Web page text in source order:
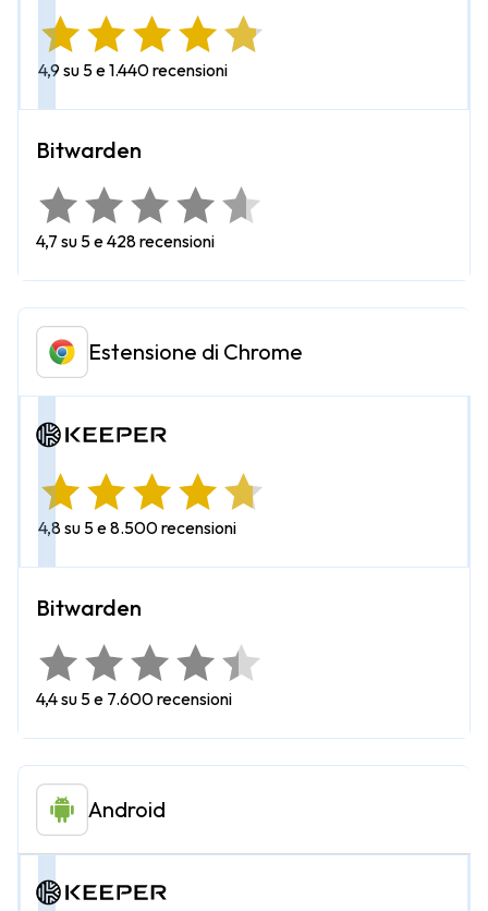
4,9 su 5 e 1.440 recensioni
4,7 su 5 e 428 recensioni
Estensione di Chrome
4,8 su 5 e 8.500 recensioni
4,4 su 5 e 7.600 recensioni
Android